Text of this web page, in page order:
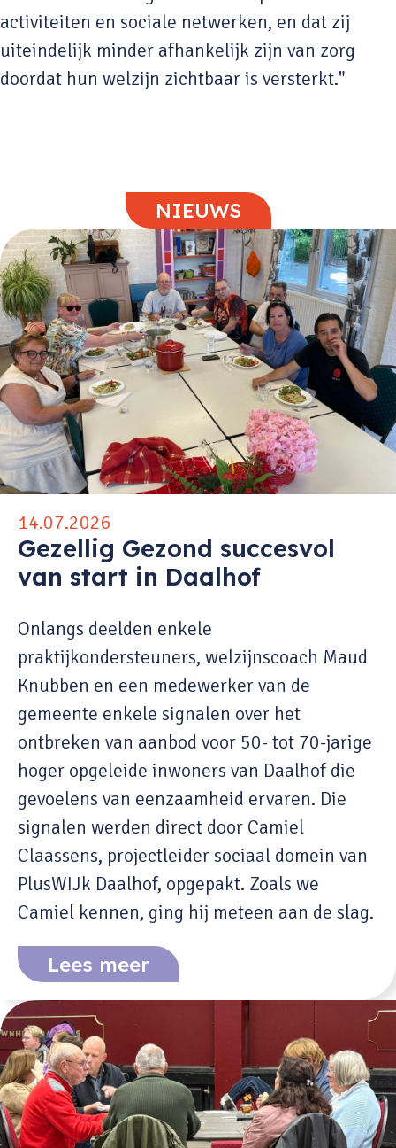
activiteiten en sociale netwerken, en dat zij
uiteindelijk minder afhankelijk zijn van zorg
doordat hun welzijn zichtbaar is versterkt."
NIEUWS
14.07.2026
Gezellig Gezond succesvol
van start in Daalhof
Onlangs deelden enkele
praktijkondersteuners, welzijnscoach Maud
Knubben en een medewerker van de
gemeente enkele signalen over het
ontbreken van aanbod voor 50- tot 70-jarige
hoger opgeleide inwoners van Daalhof die
gevoelens van eenzaamheid ervaren. Die
signalen werden direct door Camiel
Claassens, projectleider sociaal domein van
PlusWIJk Daalhof, opgepakt. Zoals we
Camiel kennen, ging hij meteen aan de slag.
Lees meer